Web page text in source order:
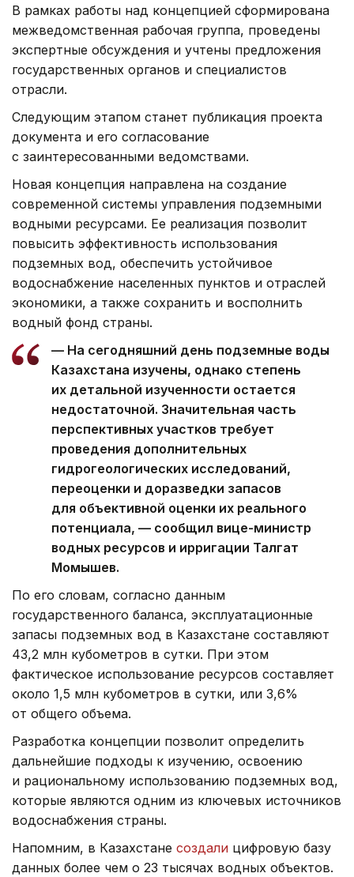
В рамках работы над концепцией сформирована
межведомственная рабочая группа, проведены
экспертные обсуждения и учтены предложения
государственных органов и специалистов
отрасли.
Следующим этапом станет публикация проекта
документа и его согласование
с заинтересованными ведомствами.
Новая концепция направлена на создание
современной системы управления подземными
водными ресурсами. Ее реализация позволит
повысить эффективность использования
подземных вод, обеспечить устойчивое
водоснабжение населенных пунктов и отраслей
экономики, а также сохранить и восполнить
водный фонд страны.
— На сегодняшний день подземные воды
Казахстана изучены, однако степень
их детальной изученности остается
недостаточной. Значительная часть
перспективных участков требует
проведения дополнительных
гидрогеологических исследований,
переоценки и доразведки запасов
для объективной оценки их реального
потенциала, — сообщил вице-министр
водных ресурсов и ирригации Талгат
Момышев.
По его словам, согласно данным
государственного баланса, эксплуатационные
запасы подземных вод в Казахстане составляют
43,2 млн кубометров в сутки. При этом
фактическое использование ресурсов составляет
около 1,5 млн кубометров в сутки, или 3,6%
от общего объема.
Разработка концепции позволит определить
дальнейшие подходы к изучению, освоению
и рациональному использованию подземных вод,
которые являются одним из ключевых источников
водоснабжения страны.
Напомним, в Казахстане создали цифровую базу
данных более чем о 23 тысячах водных объектов.